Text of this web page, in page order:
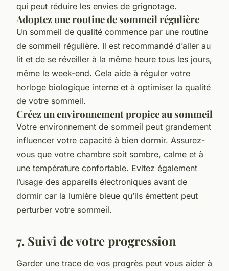
qui peut réduire les envies de grignotage.
Adoptez une routine de sommeil régulière
Un sommeil de qualité commence par une routine
de sommeil régulière. Il est recommandé d’aller au
lit et de se réveiller à la même heure tous les jours,
même le week-end. Cela aide à réguler votre
horloge biologique interne et à optimiser la qualité
de votre sommeil.
Créez un environnement propice au sommeil
Votre environnement de sommeil peut grandement
influencer votre capacité à bien dormir. Assurez-
vous que votre chambre soit sombre, calme et à
une température confortable. Evitez également
l’usage des appareils électroniques avant de
dormir car la lumière bleue qu’ils émettent peut
perturber votre sommeil.
7. Suivi de votre progression
Garder une trace de vos progrès peut vous aider à